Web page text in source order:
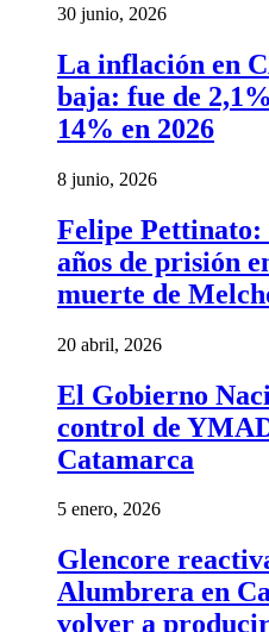
30 junio, 2026
La inflación en
baja: fue de
14% en 2026
8 junio, 2026
Felipe Pettinato:
años de prisión
muerte de
20 abril, 2026
El Gobierno
control de
Catamarca
5 enero, 2026
Glencore
Alumbrera en
volver a